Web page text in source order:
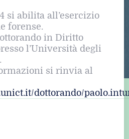
si abilita all’esercizio
forense.
in Diritto
l’Università degli
si rinvia al
dottorando/